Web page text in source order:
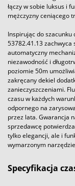
łączy w sobie luksus i
mężczyzny ceniącego
Inspirując do
53782.41.13 zachwyca
automatyczny
niezawodność i
poziomie 50m
zakręcany dekiel
zanieczyszczeniami.
czasu w każdych
odpornego na
przez lata. Gwarancja
sprzedawcę
tylko elegancji, ale i
wymarzonym
Specyfikacja